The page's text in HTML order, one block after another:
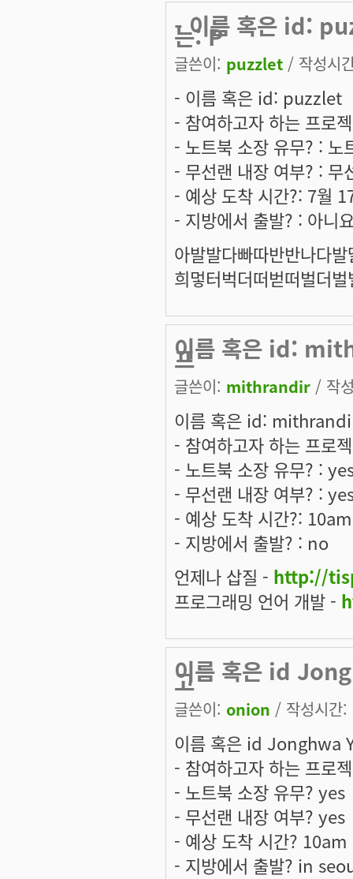
- 이름 혹은 id:
는: P
글쓴이: puzzlet / 작성시
- 이름 혹은 id: puzzlet
- 참여하고자 하는 프로
- 노트북 소장 유무? : 노
- 무선랜 내장 여부? : 무
- 예상 도착 시간?: 7월
- 지방에서 출발? : 아니
아발발다빠따반반나다
희멓터벅더떠벋떠벌더
이름 혹은 id:
프
글쓴이: mithrandir / 작
이름 혹은 id:
- 참여하고자 하는 프로
- 노트북 소장 유무? :
- 무선랜 내장 여부? :
- 예상 도착 시간?: 10am
- 지방에서 출발? : no
언제나 삽질 - http://
프로그래밍 언어 개발 -
이름 혹은 id
고
글쓴이: onion / 작성시간
이름 혹은 id Jonghwa
- 참여하고자 하는 프로
- 노트북 소장 유무? yes
- 무선랜 내장 여부? yes
- 예상 도착 시간? 10am
- 지방에서 출발? in